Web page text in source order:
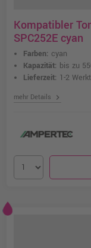
Kompatibler
SPC252E cyan
Farben: cyan
Kapazität: bis zu
Lieferzeit: 1-2
mehr Details chevron_right